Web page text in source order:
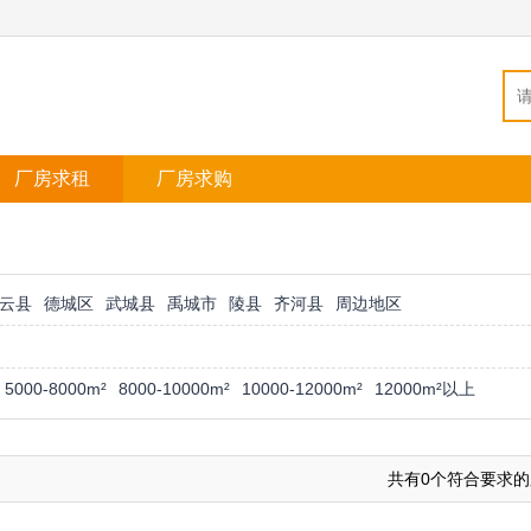
厂房求租 厂房求购
县 德城区 武城县 禹城市 陵县 齐河县 周边地区
5000-8000m² 8000-10000m² 10000-12000m² 12000m²以上
共有0个符合要求